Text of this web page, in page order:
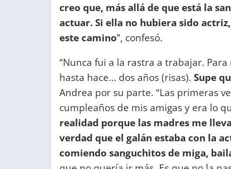
creo que, más allá de que está la
actuar. Si ella no hubiera sido
este camino”, confesó.
“Nunca fui a la rastra a trabajar.
hasta hace... dos años (risas). Supe
Andrea por su parte. “Las primeras
cumpleaños de mis amigas y era lo
realidad porque las madres me
verdad que el galán estaba con la
comiendo sanguchitos de miga,